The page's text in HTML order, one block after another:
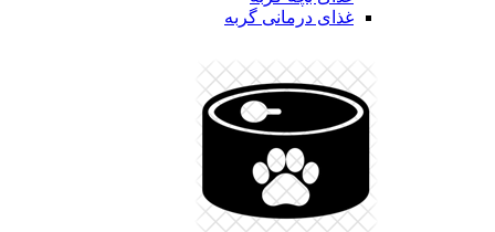
غذای درمانی گربه